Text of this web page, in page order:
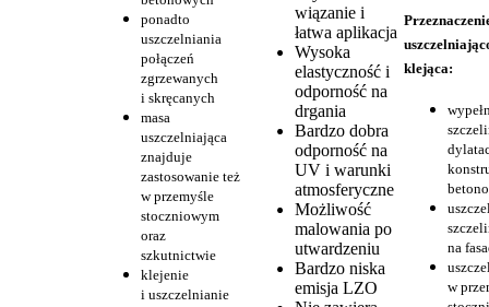
ponadto
uszczelniania
połączeń
zgrzewanych
i skręcanych
masa
uszczelniająca
znajduje
zastosowanie też
w przemyśle
stoczniowym
oraz
szkutnictwie
klejenie
i uszczelnianie
wiązanie i
łatwa aplikacja
Wysoka
elastyczność i
odporność na
drgania
Bardzo dobra
odporność na
UV i warunki
atmosferyczne
Możliwość
malowania po
utwardzeniu
Bardzo niska
emisja LZO
klejąca:
na
w